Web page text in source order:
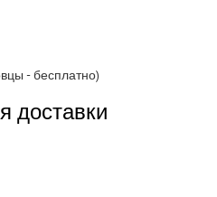
- бесплатно)
доставки